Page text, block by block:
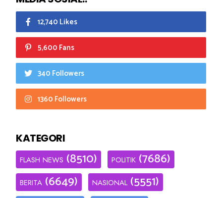
12,740 Likes
5,600 Fans
340 Followers
1360 Followers
KATEGORI
FLASH NEWS (8510) POLITIK (7686)
BERITA (6649) NASIONAL (5551)